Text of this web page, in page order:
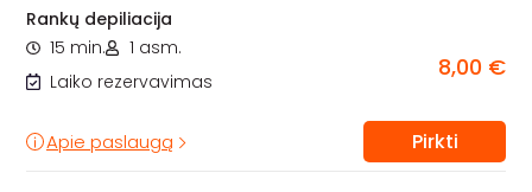
Rankų depiliacija
15 min.
1 asm.
Laiko rezervavimas
8,00 €
Apie paslaugą Pirkti